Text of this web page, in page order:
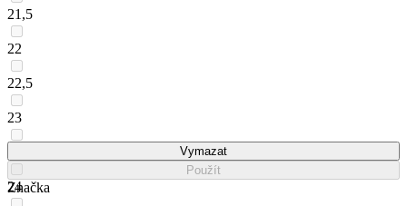
21,5
22
22,5
23
24
Vymazat
Použít
Značka